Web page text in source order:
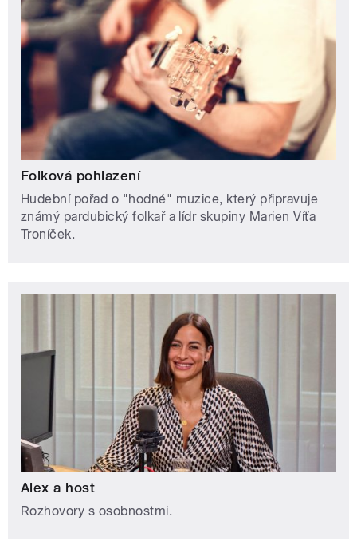
Folková pohlazení
Hudební pořad o "hodné" muzice, který připravuje
známý pardubický folkař a lídr skupiny Marien Víťa
Troníček.
Alex a host
Rozhovory s osobnostmi.